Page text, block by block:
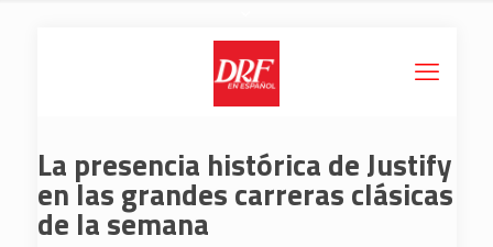
La presencia histórica de Justify
en las grandes carreras clásicas
de la semana